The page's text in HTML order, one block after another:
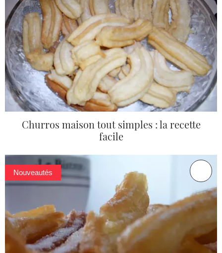
Churros maison tout simples : la recette
facile
Nouveautés